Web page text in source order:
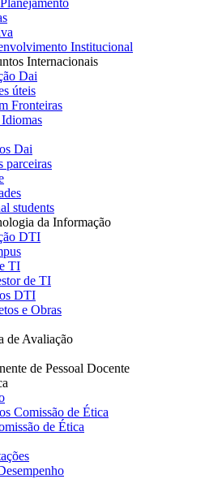
Institucional
Internacionais
Dai
úteis
Fronteiras
Dai
parceiras
students
da Informação
DTI
TI
de TI
DTI
e Obras
de Avaliação
de Pessoal Docente
Comissão de Ética
de Ética